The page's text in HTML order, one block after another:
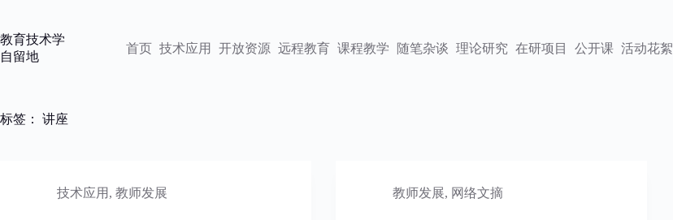
内
容
教育技术学
自留地
首页 技术应用 开放资源 远程教育 课程教学 随笔杂谈 理论研究 在研项目 公开课 活动花絮
标签： 讲座
技术应用 , 教师发展 教师发展, 网络文摘